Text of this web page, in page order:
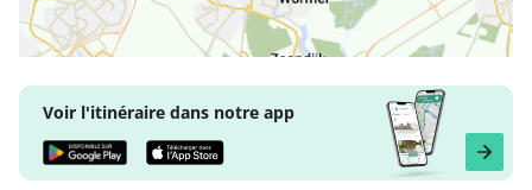
Voir l'itinéraire dans notre app